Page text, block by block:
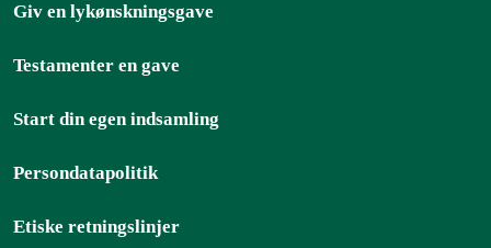
Giv en lykønskningsgave
Testamenter en gave
Start din egen indsamling
Persondatapolitik
Etiske retningslinjer